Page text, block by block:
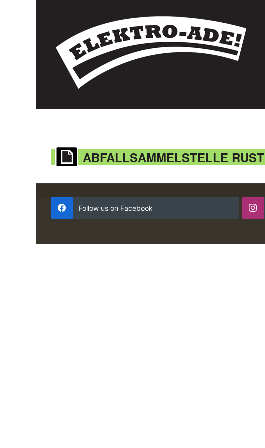
ABFALLSAMMELSTELLE RUST
Follow us on Facebook